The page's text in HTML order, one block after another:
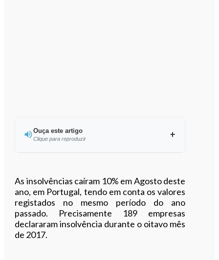
Ouça este artigo
Clique para reproduzir
As insolvências caíram 10% em Agosto deste
ano, em Portugal, tendo em conta os valores
registados no mesmo período do ano
passado. Precisamente 189 empresas
declararam insolvência durante o oitavo mês
de 2017.